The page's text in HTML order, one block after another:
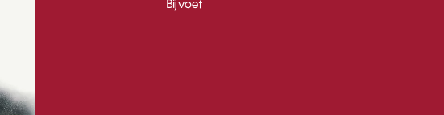
Bijvoet